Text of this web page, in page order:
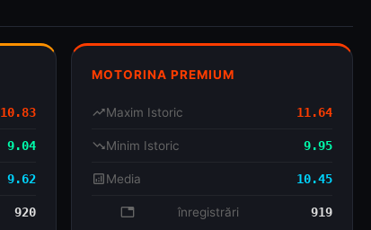
10.83
9.04
9.62
920
MOTORINA PREMIUM
trending_upMaxim Istoric 11.64
trending_downMinim Istoric 9.95
analyticsMedia 10.45
database înregistrări 919